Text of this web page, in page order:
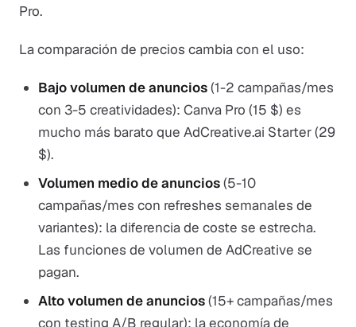
Pro.
La comparación de precios cambia con el uso:
Bajo volumen de anuncios(1-2 campañas/mes
con 3-5 creatividades): Canva Pro (15 $) es
mucho más barato que AdCreative.ai Starter (29
$).
Volumen medio de anuncios(5-10
campañas/mes con refreshes semanales de
variantes): la diferencia de coste se estrecha.
Las funciones de volumen de AdCreative se
pagan.
Alto volumen de anuncios(15+ campañas/mes
con testing A/B regular): la economía de